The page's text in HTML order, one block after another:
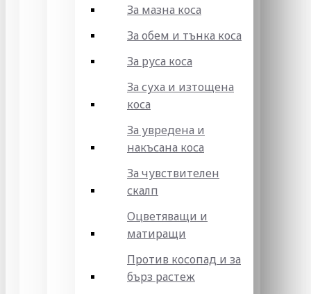
За мазна коса
За обем и тънка коса
За руса коса
За суха и изтощена
коса
За увредена и
накъсана коса
За чувствителен
скалп
Оцветяващи и
матиращи
Против косопад и за
бърз растеж